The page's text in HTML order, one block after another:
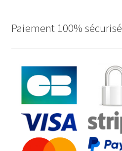
Paiement 100% sécurisé